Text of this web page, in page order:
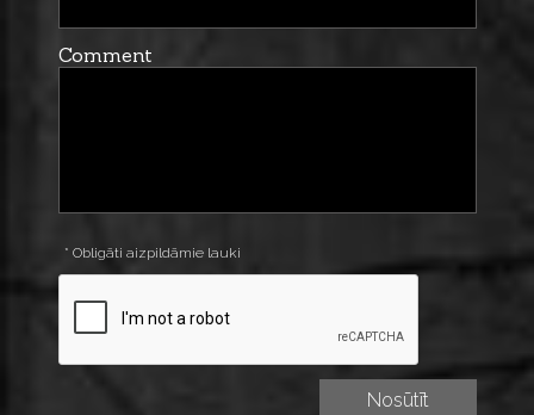
Comment
* Obligāti aizpildāmie lauki